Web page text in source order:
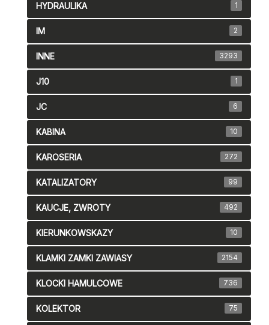
HYDRAULIKA 1
IM 2
INNE 3293
J10 1
JC 6
KABINA 10
KAROSERIA 272
KATALIZATORY 99
KAUCJE, ZWROTY 492
KIERUNKOWSKAZY 10
KLAMKI ZAMKI ZAWIASY 2154
KLOCKI HAMULCOWE 736
KOLEKTOR 75